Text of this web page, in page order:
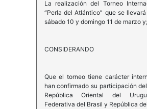
La realización del Torneo
“Perla del Atlántico” que se
sábado 10 y domingo 11 de marzo y;
CONSIDERANDO
Que el torneo tiene carácter
han confirmado su participación
República Oriental del
Federativa del Brasil y República